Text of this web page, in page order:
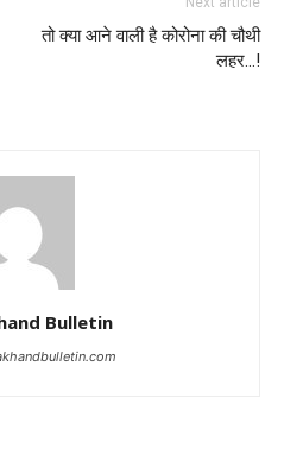
तो क्या आने वाली है कोरोना की चौथी
लहर…!
Bulletin